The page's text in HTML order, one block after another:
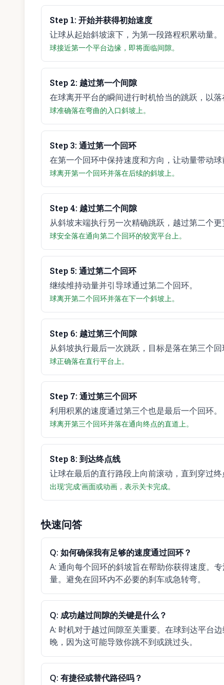
Step 1:开始并获得初始速度
让球从起始斜坡滚下，为第一段路程积累动量。
球接近第一个平台边缘，即将面临间隙。
Step 2: 越过第一个间隙
在球离开平台的瞬间进行时机恰当的跳跃，以落
球准确落在弯曲的入口斜坡上。
Step3:通过第一个回环
在第一个回环中保持速度和方向，让动量带动球
球离开第一个回环并落在后续的斜坡上。
Step4: 越过第二个间隙
从斜坡末端执行另一次精确跳跃，越过第二个更
球安全落在通向第二个回环的较宽平台上。
Step 5:通过第二个回环
继续维持动量并引导球通过第二个回环。
球离开第二个回环并落在下一个斜坡上。
Step 6: 越过第三个间隙
从斜坡执行最后一次跳跃，目标是落在第三个回
球正确落在直行平台上。
Step 7:通过第三个回环
利用积累的速度通过第三个也是最后一个回环。
球离开第三个回环并落在通向终点的直道上。
Step 8:到达终点线
让球在最后的直行路段上向前滚动，直到穿过终
出现'完成'画面或动画，表示关卡完成。
快速问答
Q: 如何确保我有足够的速度通过回环？
A: 通向每个回环的斜坡旨在帮助你获得速度。
量。避免在回环内不必要的刹车或急转弯。
Q: 成功越过间隙的关键是什么？
A: 时机对于越过间隙至关重要。在球到达平台
晚，因为这可能导致你跳不到或跳过头。
Q: 有捷径或替代路径吗？